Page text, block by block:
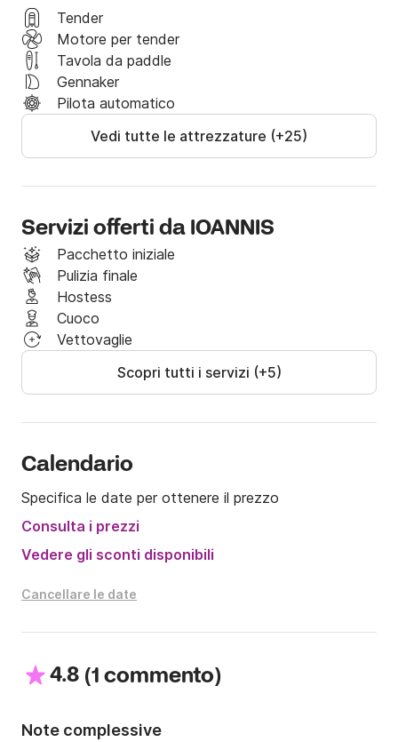
Inviaci un messaggio attraverso la piattaforma e
richiedi una prenotazione!
Tender
Motore per tender
Tavola da paddle
Gennaker
Pilota automatico
Vedi tutte le attrezzature (+25)
Servizi offerti da IOANNIS
Pacchetto iniziale
Pulizia finale
Hostess
Cuoco
Vettovaglie
Scopri tutti i servizi (+5)
Calendario
Specifica le date per ottenere il prezzo
Consulta i prezzi
Vedere gli sconti disponibili
Cancellare le date
4.8 (1 commento)
Note complessive